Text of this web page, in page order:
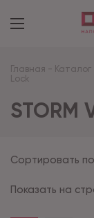
Главная - Каталог
Lock
STORM
Сортировать
Показать на